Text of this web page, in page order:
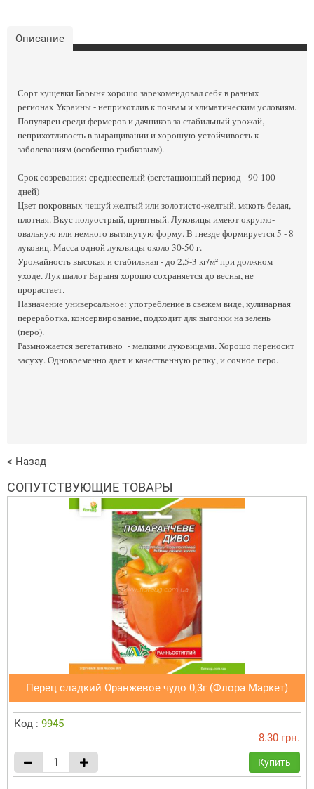
Описание
Сорт кущевки Барыня хорошо зарекомендовал себя в разных
регионах Украины - неприхотлив к почвам и климатическим условиям.
Популярен среди фермеров и дачников за стабильный урожай,
неприхотливость в выращивании и хорошую устойчивость к
заболеваниям (особенно грибковым).
Срок созревания: среднеспелый (вегетационный период - 90-100
дней)
Цвет покровных чешуй желтый или золотисто-желтый, мякоть белая,
плотная. Вкус полуострый, приятный. Луковицы имеют округло-
овальную или немного вытянутую форму. В гнезде формируется 5 - 8
луковиц. Масса одной луковицы около 30-50 г.
Урожайность высокая и стабильная - до 2,5-3 кг/м² при должном
уходе. Лук шалот Барыня хорошо сохраняется до весны, не
прорастает.
Назначение универсальное: употребление в свежем виде, кулинарная
переработка, консервирование, подходит для выгонки на зелень
(перо).
Размножается вегетативно - мелкими луковицами. Хорошо переносит
засуху. Одновременно дает и качественную репку, и сочное перо.
< Назад
СОПУТСТВУЮЩИЕ ТОВАРЫ
Перец сладкий Оранжевое чудо 0,3г (Флора Маркет)
Код : 9945
8.30 грн.
Купить